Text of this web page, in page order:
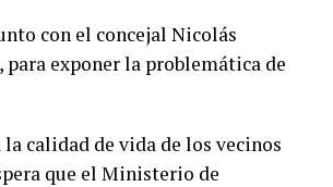
con el concejal Nicolás
exponer la problemática de
calidad de vida de los vecinos
que el Ministerio de